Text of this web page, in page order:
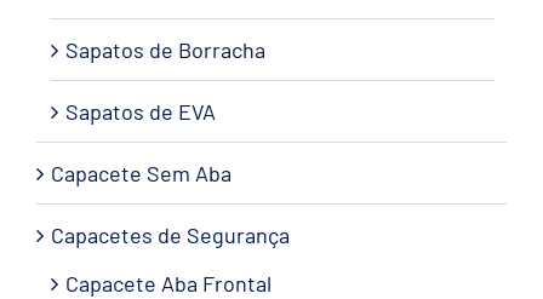
Sapatos de Borracha
Sapatos de EVA
Capacete Sem Aba
Capacetes de Segurança
Capacete Aba Frontal